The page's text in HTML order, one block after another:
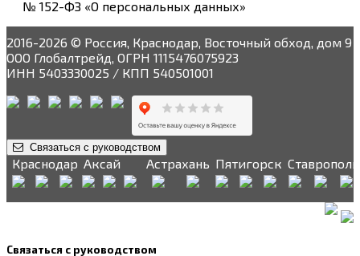
№ 152-ФЗ «О персональных данных»
2016-2026 © Россия, Краснодар, Восточный обход, дом 9
ООО Глобалтрейд, ОГРН 1115476075923
ИНН 5403330025 / КПП 540501001
Связаться с руководством
Краснодар Аксай Астрахань Пятигорск Ставрополь
Связаться с руководством